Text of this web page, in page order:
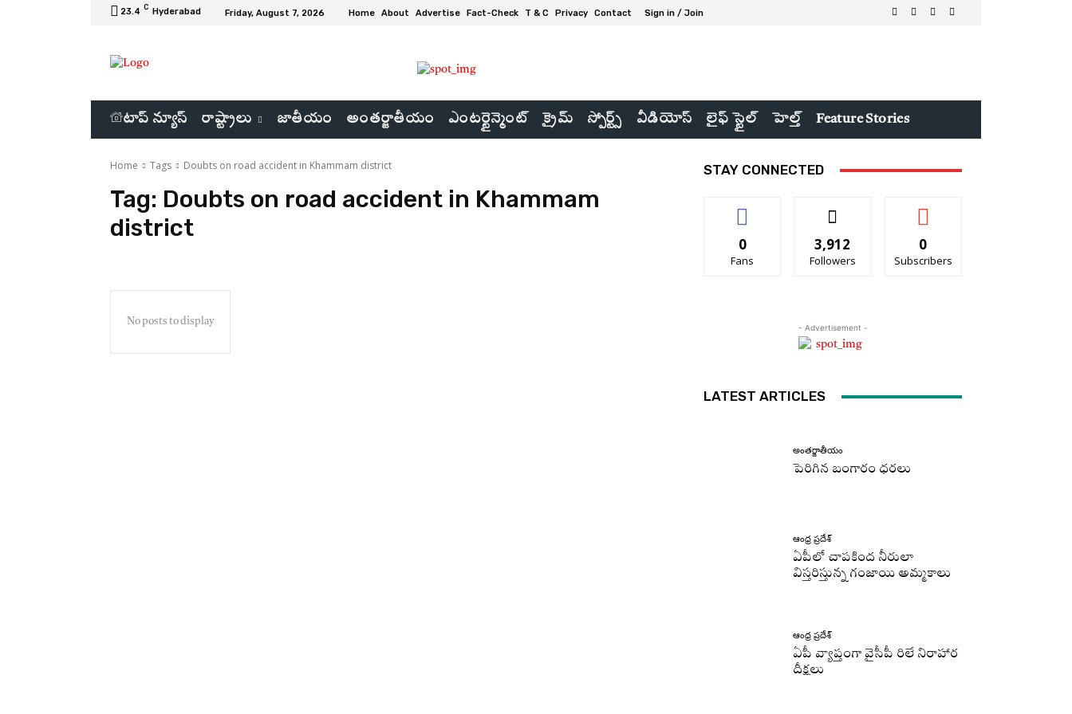
23.4 C Hyderabad Friday, August 7, 2026 Home About Advertise Fact-Check T & C Privacy Contact Sign in / Join
టాప్ న్యూస్ రాష్ట్రాలు జాతీయం అంతర్జాతీయం ఎంటర్టైన్మెంట్ క్రైమ్ స్పోర్ట్స్ వీడియోస్ లైఫ్ స్టైల్ హెల్త్ Feature Stories
Home Tags Doubts on road accident in Khammam district
Tag: Doubts on road accident in Khammam
district
No posts to display
STAY CONNECTED
0
Fans
3,912
Followers
0
Subscribers
- Advertisement -
LATEST ARTICLES
అంతర్జాతీయం
పెరిగిన బంగారం ధరలు
ఆంధ్ర ప్రదేశ్
ఏపీలో చాపకింద నీరులా
విస్తరిస్తున్న గంజాయి అమ్మకాలు
ఆంధ్ర ప్రదేశ్
ఏపీ వ్యాప్తంగా వైసీపీ రిలే నిరాహార
దీక్షలు